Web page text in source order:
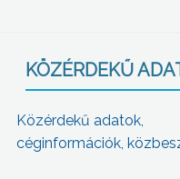
KÖZÉRDEKŰ
Közérdekű adatok,
céginformációk,